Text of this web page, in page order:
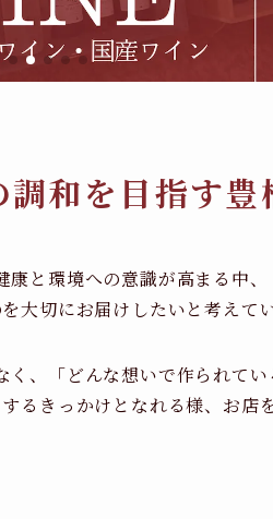
和を目指す豊
と環境への意識が高まる中、
大切にお届けしたいと考えてい
、「どんな想いで作られてい
るきっかけとなれる様、お店